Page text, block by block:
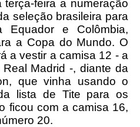
feira a numeração
seleção brasileira para
Equador e Colômbia,
a Copa do Mundo. O
a vestir a camisa 12 - a
Madrid -, diante da
que vinha usando o
lista de Tite para os
ficou com a camisa 16,
20.